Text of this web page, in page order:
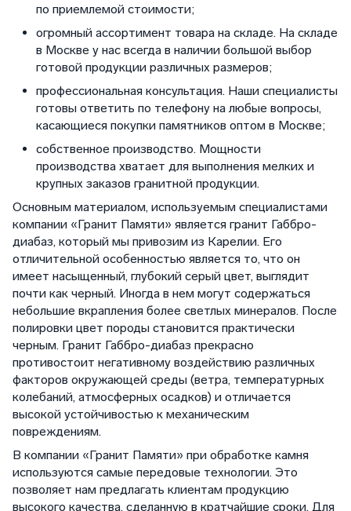
по приемлемой стоимости;
огромный ассортимент товара на складе. На складе
в Москве у нас всегда в наличии большой выбор
готовой продукции различных размеров;
профессиональная консультация. Наши специалисты
готовы ответить по телефону на любые вопросы,
касающиеся покупки памятников оптом в Москве;
собственное производство. Мощности
производства хватает для выполнения мелких и
крупных заказов гранитной продукции.
Основным материалом, используемым специалистами
компании «Гранит Памяти» является гранит Габбро-
диабаз, который мы привозим из Карелии. Его
отличительной особенностью является то, что он
имеет насыщенный, глубокий серый цвет, выглядит
почти как черный. Иногда в нем могут содержаться
небольшие вкрапления более светлых минералов. После
полировки цвет породы становится практически
черным. Гранит Габбро-диабаз прекрасно
противостоит негативному воздействию различных
факторов окружающей среды (ветра, температурных
колебаний, атмосферных осадков) и отличается
высокой устойчивостью к механическим
повреждениям.
В компании «Гранит Памяти» при обработке камня
используются самые передовые технологии. Это
позволяет нам предлагать клиентам продукцию
высокого качества, сделанную в кратчайшие сроки. Для